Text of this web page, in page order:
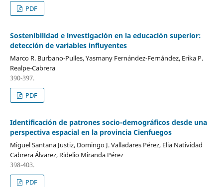
PDF
Sostenibilidad e investigación en la educación superior:
detección de variables influyentes
Marco R. Burbano-Pulles, Yasmany Fernández-Fernández, Erika P.
Realpe-Cabrera
390-397.
PDF
Identificación de patrones socio-demográficos desde una
perspectiva espacial en la provincia Cienfuegos
Miguel Santana Justiz, Domingo J. Valladares Pérez, Elia Natividad
Cabrera Álvarez, Ridelio Miranda Pérez
398-403.
PDF